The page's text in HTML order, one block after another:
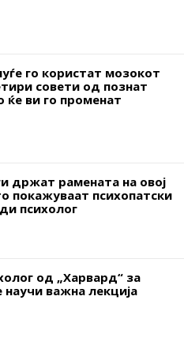
го користат мозокот
совети од познат
ќе ви го променат
држат рамената на овој
покажуваат психопатски
психолог
од „Харвард“ за
научи важна лекција